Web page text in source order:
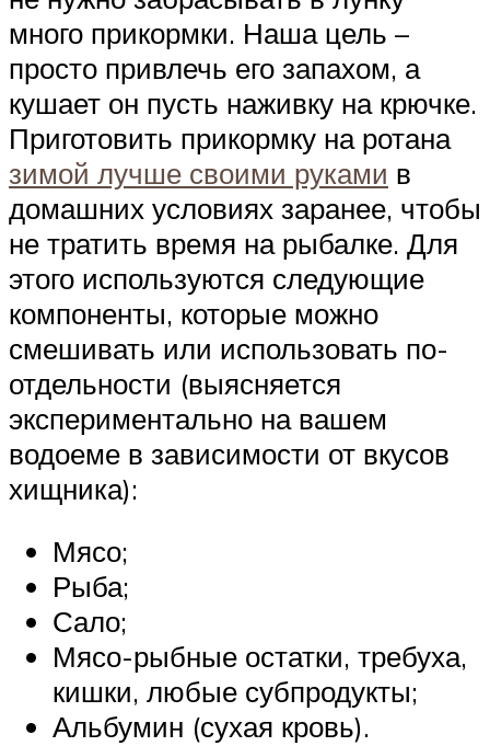
много прикормки. Наша цель –
просто привлечь его запахом, а
кушает он пусть наживку на крючке.
Приготовить прикормку на ротана
зимой лучше своими руками в
домашних условиях заранее, чтобы
не тратить время на рыбалке. Для
этого используются следующие
компоненты, которые можно
смешивать или использовать по-
отдельности (выясняется
экспериментально на вашем
водоеме в зависимости от вкусов
хищника):
Мясо;
Рыба;
Сало;
Мясо-рыбные остатки, требуха,
кишки, любые субпродукты;
Альбумин (сухая кровь).